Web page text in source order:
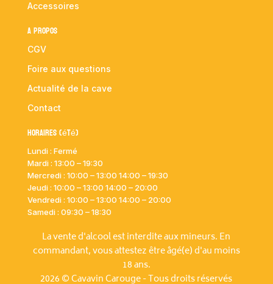
Accessoires
A propos
CGV
Foire aux questions
Actualité de la cave
Contact
Horaires (été)
Lundi : Fermé
Mardi : 13:00 – 19:30
Mercredi : 10:00 – 13:00 14:00 – 19:30
Jeudi : 10:00 – 13:00 14:00 – 20:00
Vendredi : 10:00 – 13:00 14:00 – 20:00
Samedi : 09:30 – 18:30
La vente d'alcool est interdite aux mineurs. En
commandant, vous attestez être âgé(e) d'au moins
18 ans.
2026 © Cavavin Carouge - Tous droits réservés